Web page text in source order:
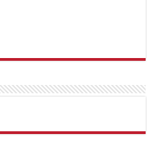
TipobetMatadorbetMariobet